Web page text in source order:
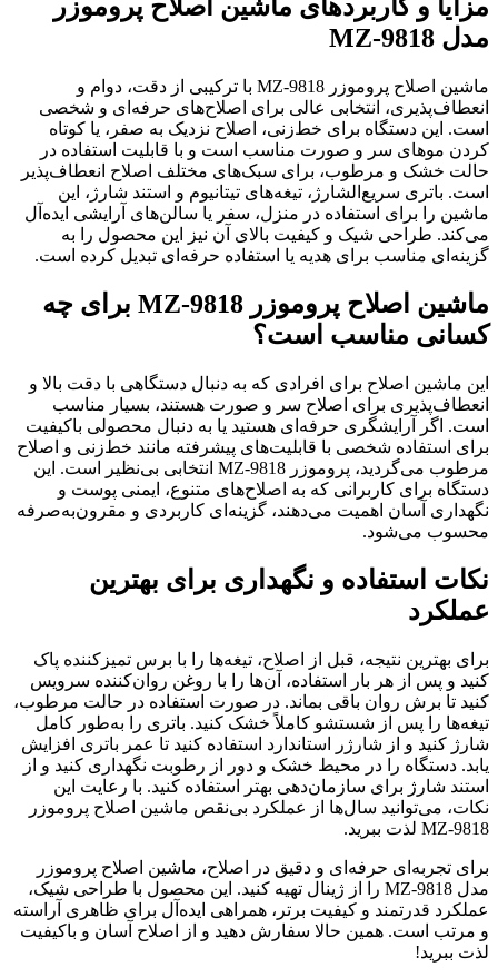
مزایا و کاربردهای ماشین اصلاح پروموزر
مدل MZ-9818
ماشین اصلاح پروموزر MZ-9818 با ترکیبی از دقت، دوام و
انعطاف‌پذیری، انتخابی عالی برای اصلاح‌های حرفه‌ای و شخصی
است. این دستگاه برای خط‌زنی، اصلاح نزدیک به صفر، یا کوتاه
کردن موهای سر و صورت مناسب است و با قابلیت استفاده در
حالت خشک و مرطوب، برای سبک‌های مختلف اصلاح انعطاف‌پذیر
است. باتری سریع‌الشارژ، تیغه‌های تیتانیوم و استند شارژ، این
ماشین را برای استفاده در منزل، سفر یا سالن‌های آرایشی ایده‌آل
می‌کند. طراحی شیک و کیفیت بالای آن نیز این محصول را به
گزینه‌ای مناسب برای هدیه یا استفاده حرفه‌ای تبدیل کرده است.
ماشین اصلاح پروموزر MZ-9818 برای چه
کسانی مناسب است؟
این ماشین اصلاح برای افرادی که به دنبال دستگاهی با دقت بالا و
انعطاف‌پذیری برای اصلاح سر و صورت هستند، بسیار مناسب
است. اگر آرایشگری حرفه‌ای هستید یا به دنبال محصولی باکیفیت
برای استفاده شخصی با قابلیت‌های پیشرفته مانند خط‌زنی و اصلاح
مرطوب می‌گردید، پروموزر MZ-9818 انتخابی بی‌نظیر است. این
دستگاه برای کاربرانی که به اصلاح‌های متنوع، ایمنی پوست و
نگهداری آسان اهمیت می‌دهند، گزینه‌ای کاربردی و مقرون‌به‌صرفه
محسوب می‌شود.
نکات استفاده و نگهداری برای بهترین
عملکرد
برای بهترین نتیجه، قبل از اصلاح، تیغه‌ها را با برس تمیزکننده پاک
کنید و پس از هر بار استفاده، آن‌ها را با روغن روان‌کننده سرویس
کنید تا برش روان باقی بماند. در صورت استفاده در حالت مرطوب،
تیغه‌ها را پس از شستشو کاملاً خشک کنید. باتری را به‌طور کامل
شارژ کنید و از شارژر استاندارد استفاده کنید تا عمر باتری افزایش
یابد. دستگاه را در محیط خشک و دور از رطوبت نگهداری کنید و از
استند شارژ برای سازمان‌دهی بهتر استفاده کنید. با رعایت این
نکات، می‌توانید سال‌ها از عملکرد بی‌نقص ماشین اصلاح پروموزر
MZ-9818 لذت ببرید.
برای تجربه‌ای حرفه‌ای و دقیق در اصلاح، ماشین اصلاح پروموزر
مدل MZ-9818 را از ژینال تهیه کنید. این محصول با طراحی شیک،
عملکرد قدرتمند و کیفیت برتر، همراهی ایده‌آل برای ظاهری آراسته
و مرتب است. همین حالا سفارش دهید و از اصلاح آسان و باکیفیت
لذت ببرید!